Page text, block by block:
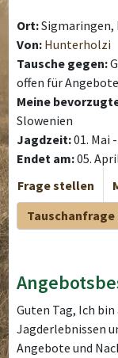
Ort:Sigmaringen,
Von: Hunterholzi
Tausche gegen:
offen für Angebote
Meine
Slowenien
Jagdzeit:01. Mai
Endet am:05.
Frage stellen
Guten Tag, Ich bin
Jagderlebnissen
Angebote und